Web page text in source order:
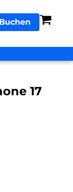
17